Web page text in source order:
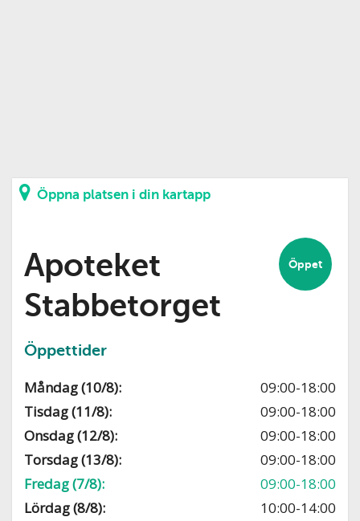
Öppna platsen i din kartapp
Öppet
Apoteket
Stabbetorget
Öppettider
Måndag (10/8):
09:00-18:00
Tisdag (11/8):
09:00-18:00
Onsdag (12/8):
09:00-18:00
Torsdag (13/8):
09:00-18:00
Fredag (7/8):
09:00-18:00
Lördag (8/8):
10:00-14:00